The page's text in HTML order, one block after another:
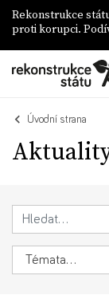
Rekonstrukce
proti korupci.
Úvodní strana